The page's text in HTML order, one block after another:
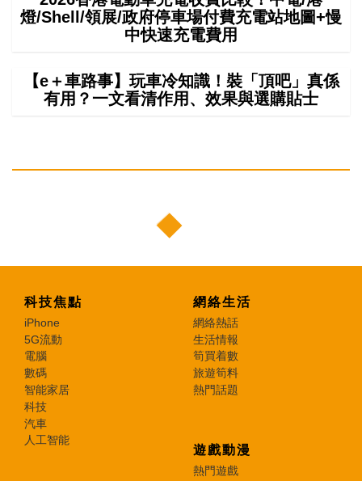
燈/Shell/領展/政府停車場付費充電站地圖+慢
中快速充電費用
【e＋車路事】玩車冷知識！裝「頂吧」真係
有用？一文看清作用、效果與選購貼士
科技焦點
iPhone
5G流動
電腦
數碼
智能家居
科技
汽車
人工智能
網絡生活
網絡熱話
生活情報
筍買着數
旅遊筍料
熱門話題
遊戲動漫
熱門遊戲